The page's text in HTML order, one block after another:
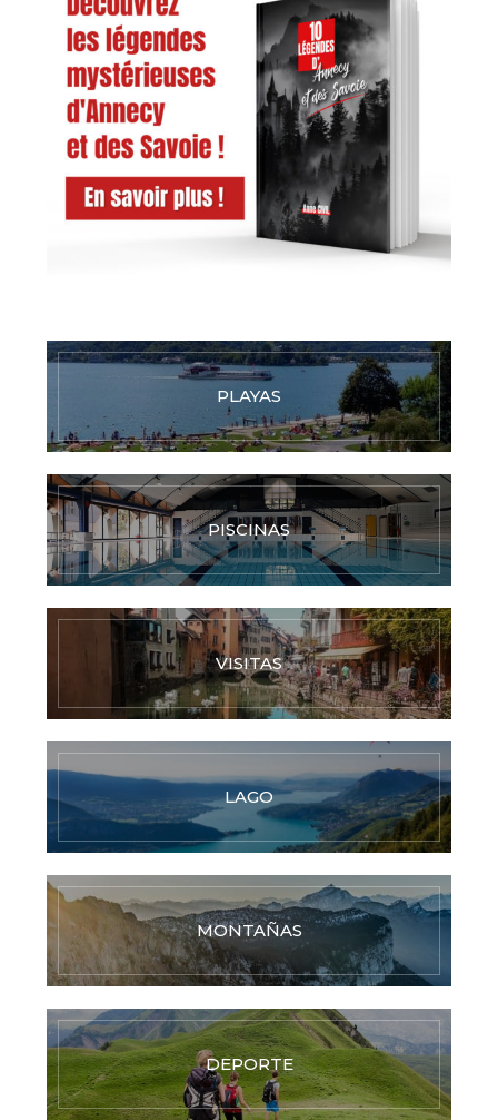
PLAYAS
PISCINAS
VISITAS
LAGO
MONTAÑAS
DEPORTE